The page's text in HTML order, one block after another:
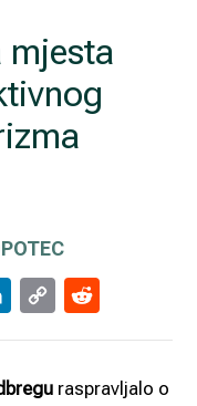
mjesta
LinkedIn
Copy
Link
raspravljalo o